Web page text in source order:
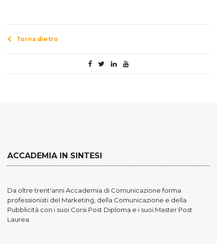
Torna dietro
ACCADEMIA IN SINTESI
Da oltre trent'anni Accademia di Comunicazione forma
professionisti del Marketing, della Comunicazione e della
Pubblicità con i suoi Corsi Post Diploma e i suoi Master Post
Laurea.